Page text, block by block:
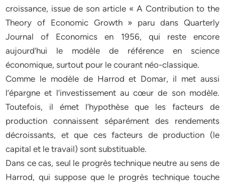
croissance, issue de son article « A Contribution to the
Theory of Economic Growth » paru dans Quarterly
Journal of Economics en 1956, qui reste encore
aujourd’hui le modèle de référence en science
économique, surtout pour le courant néo-classique.
Comme le modèle de Harrod et Domar, il met aussi
l’épargne et l’investissement au cœur de son modèle.
Toutefois, il émet l’hypothèse que les facteurs de
production connaissent séparément des rendements
décroissants, et que ces facteurs de production (le
capital et le travail) sont substituable.
Dans ce cas, seul le progrès technique neutre au sens de
Harrod, qui suppose que le progrès technique touche